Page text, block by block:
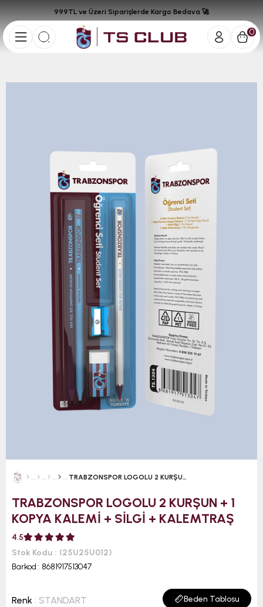
0
999TL ve Üzeri Siparişlerde Kargo Bedava 🚀
TRABZONSPOR LOGOLU 2 KURŞUN + 1 KOPYA KALEMİ + SİLGİ + KALEMTRAŞ
TRABZONSPOR LOGOLU 2 KURŞUN + 1
KOPYA KALEMİ + SİLGİ + KALEMTRAŞ
4.5
Stok Kodu
(25U25U012)
Barkod : 8681917513047
Renk Beden Tablosu
: STANDART